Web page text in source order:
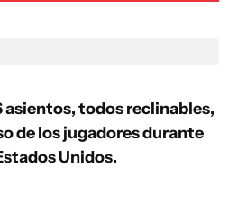
asientos, todos reclinables,
de los jugadores durante
Unidos.